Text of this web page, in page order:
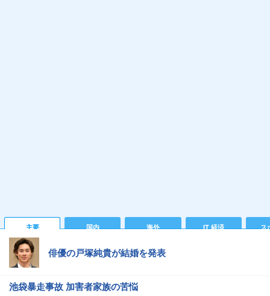
主要 国内 海外 IT 経済 ス
俳優の戸塚純貴が結婚を発表
池袋暴走事故 加害者家族の苦悩